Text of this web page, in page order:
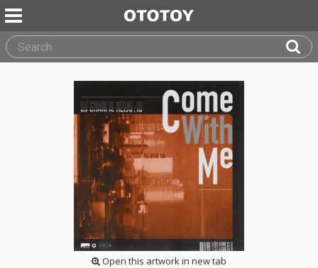
Open this artwork in new tab